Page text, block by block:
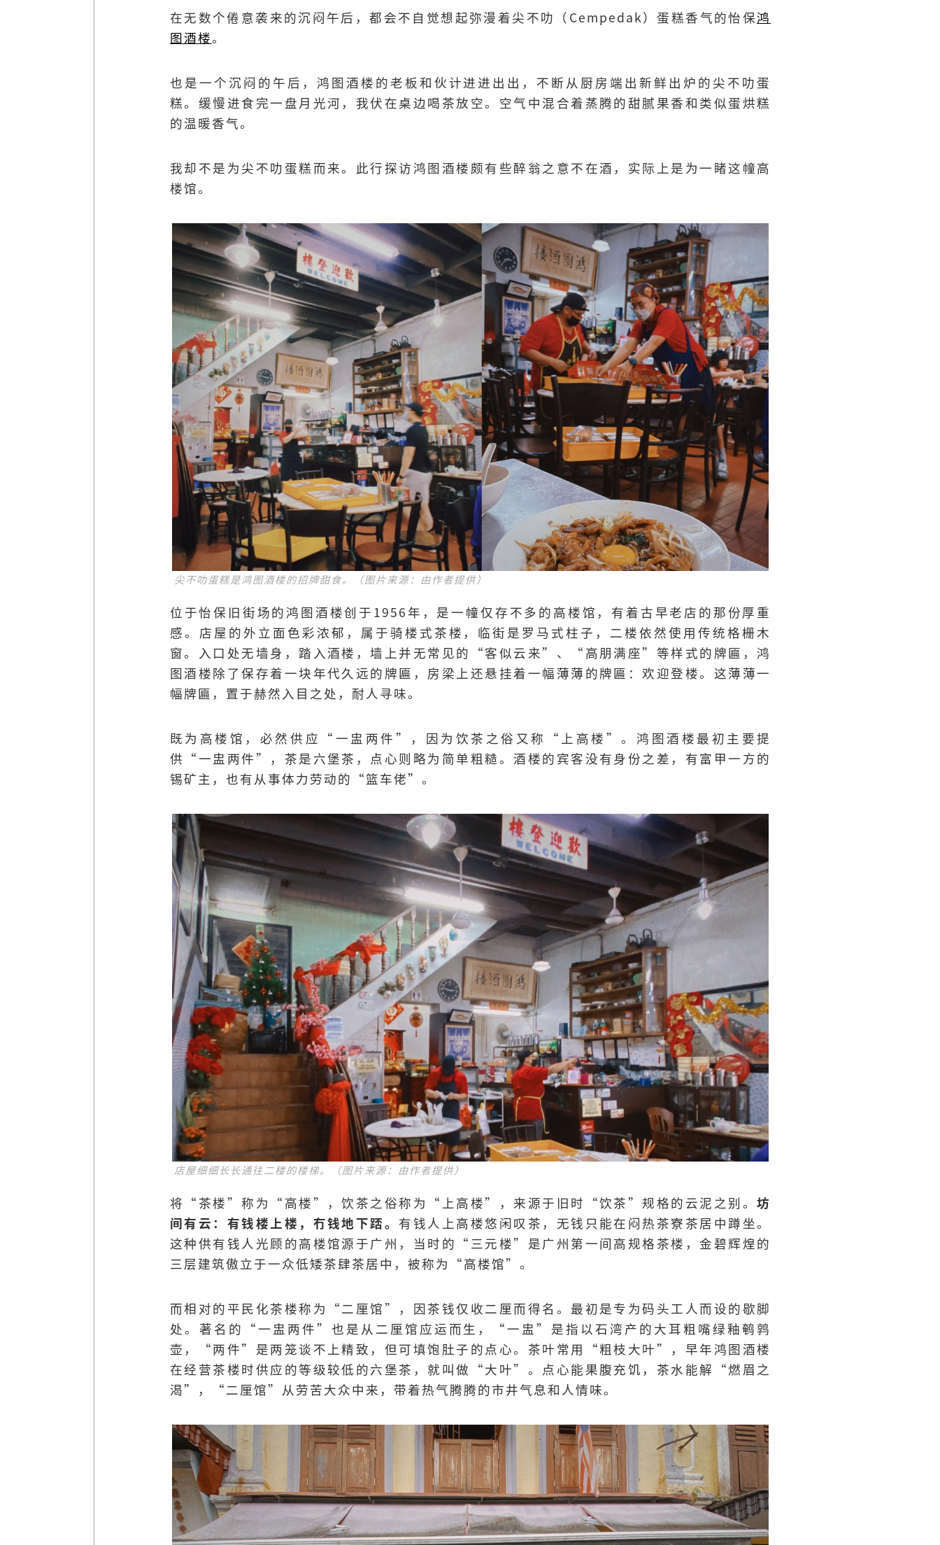
在无数个倦意袭来的沉闷午后，都会不自觉想起弥漫着尖不叻（Cempedak）蛋糕香气的怡保鸿
图酒楼。
也是一个沉闷的午后，鸿图酒楼的老板和伙计进进出出，不断从厨房端出新鲜出炉的尖不叻蛋
糕。缓慢进食完一盘月光河，我伏在桌边喝茶放空。空气中混合着蒸腾的甜腻果香和类似蛋烘糕
的温暖香气。
我却不是为尖不叻蛋糕而来。此行探访鸿图酒楼颇有些醉翁之意不在酒，实际上是为一睹这幢高
楼馆。
尖不叻蛋糕是鸿图酒楼的招牌甜食。（图片来源：由作者提供）
位于怡保旧街场的鸿图酒楼创于1956年，是一幢仅存不多的高楼馆，有着古早老店的那份厚重
感。店屋的外立面色彩浓郁，属于骑楼式茶楼，临街是罗马式柱子，二楼依然使用传统格栅木
窗。入口处无墙身，踏入酒楼，墙上并无常见的“客似云来”、“高朋满座”等样式的牌匾，鸿
图酒楼除了保存着一块年代久远的牌匾，房梁上还悬挂着一幅薄薄的牌匾：欢迎登楼。这薄薄一
幅牌匾，置于赫然入目之处，耐人寻味。
既为高楼馆，必然供应“一盅两件”，因为饮茶之俗又称“上高楼”。鸿图酒楼最初主要提
供“一盅两件”，茶是六堡茶，点心则略为简单粗糙。酒楼的宾客没有身份之差，有富甲一方的
锡矿主，也有从事体力劳动的“篮车佬”。
店屋细细长长通往二楼的楼梯。（图片来源：由作者提供）
将“茶楼”称为“高楼”，饮茶之俗称为“上高楼”，来源于旧时“饮茶”规格的云泥之别。坊
间有云：有钱楼上楼，冇钱地下踎。 有钱人上高楼悠闲叹茶，无钱只能在闷热茶寮茶居中蹲坐。
这种供有钱人光顾的高楼馆源于广州，当时的“三元楼”是广州第一间高规格茶楼，金碧辉煌的
三层建筑傲立于一众低矮茶肆茶居中，被称为“高楼馆”。
而相对的平民化茶楼称为“二厘馆”，因茶钱仅收二厘而得名。最初是专为码头工人而设的歇脚
处。著名的“一盅两件”也是从二厘馆应运而生，“一盅”是指以石湾产的大耳粗嘴绿釉鹌鹑
壶，“两件”是两笼谈不上精致，但可填饱肚子的点心。茶叶常用“粗枝大叶”，早年鸿图酒楼
在经营茶楼时供应的等级较低的六堡茶，就叫做“大叶”。点心能果腹充饥，茶水能解“燃眉之
渴”，“二厘馆”从劳苦大众中来，带着热气腾腾的市井气息和人情味。